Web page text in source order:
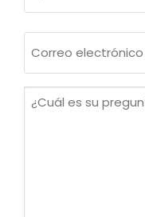
electrónico
¿Cuál